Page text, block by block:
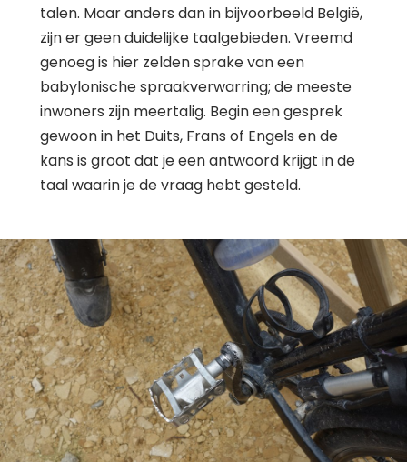
talen. Maar anders dan in bijvoorbeeld België,
zijn er geen duidelijke taalgebieden. Vreemd
genoeg is hier zelden sprake van een
babylonische spraakverwarring; de meeste
inwoners zijn meertalig. Begin een gesprek
gewoon in het Duits, Frans of Engels en de
kans is groot dat je een antwoord krijgt in de
taal waarin je de vraag hebt gesteld.